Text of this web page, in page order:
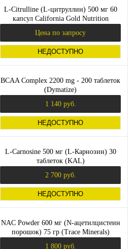
L-Citrulline (L-цитруллин) 500 мг 60
капсул California Gold Nutrition
Цена по запросу
НЕДОСТУПНО
BCAA Complex 2200 mg - 200 таблеток
(Dymatize)
1 140 руб.
НЕДОСТУПНО
L-Carnosine 500 мг (L-Карнозин) 30
таблеток (KAL)
2 700 руб.
НЕДОСТУПНО
NAC Powder 600 мг (N-ацетилцистеин
порошок) 75 гр (Trace Minerals)
1 800 руб.